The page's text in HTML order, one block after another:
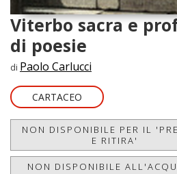
Viterbo sacra e
di poesie
di Paolo Carlucci
CARTACEO
NON DISPONIBILE PER IL
E RITIRA'
NON DISPONIBILE